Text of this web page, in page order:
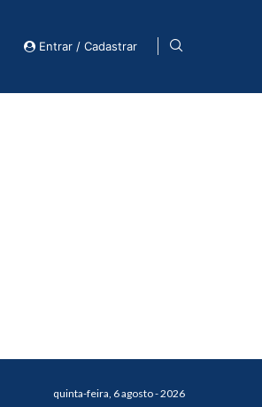
Entrar / Cadastrar
quinta-feira, 6 agosto - 2026